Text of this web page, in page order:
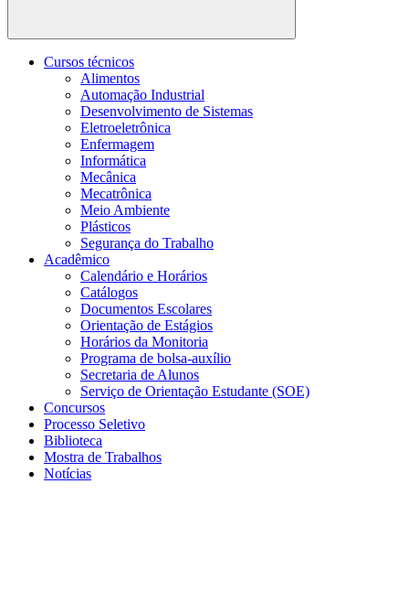
Buscar
Cursos técnicos
Alimentos
Automação Industrial
Desenvolvimento de Sistemas
Eletroeletrônica
Enfermagem
Informática
Mecânica
Mecatrônica
Meio Ambiente
Plásticos
Segurança do Trabalho
Acadêmico
Calendário e Horários
Catálogos
Documentos Escolares
Orientação de Estágios
Horários da Monitoria
Programa de bolsa-auxílio
Secretaria de Alunos
Serviço de Orientação Estudante (SOE)
Concursos
Processo Seletivo
Biblioteca
Mostra de Trabalhos
Notícias